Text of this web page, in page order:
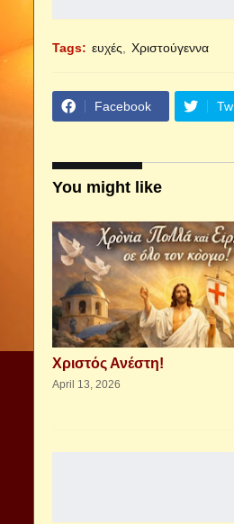
Tags: ευχές Χριστούγεννα
Facebook
You might like
Χριστός Ανέστη!
April 13, 2026